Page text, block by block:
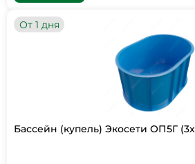
От 1 дня
Бассейн (купель) Экосети ОП5Г